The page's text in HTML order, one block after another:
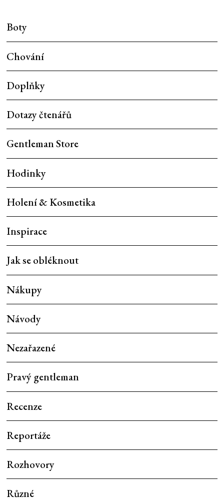
Boty
Chování
Doplňky
Dotazy čtenářů
Gentleman Store
Hodinky
Holení & Kosmetika
Inspirace
Jak se obléknout
Nákupy
Návody
Nezařazené
Pravý gentleman
Recenze
Reportáže
Rozhovory
Různé